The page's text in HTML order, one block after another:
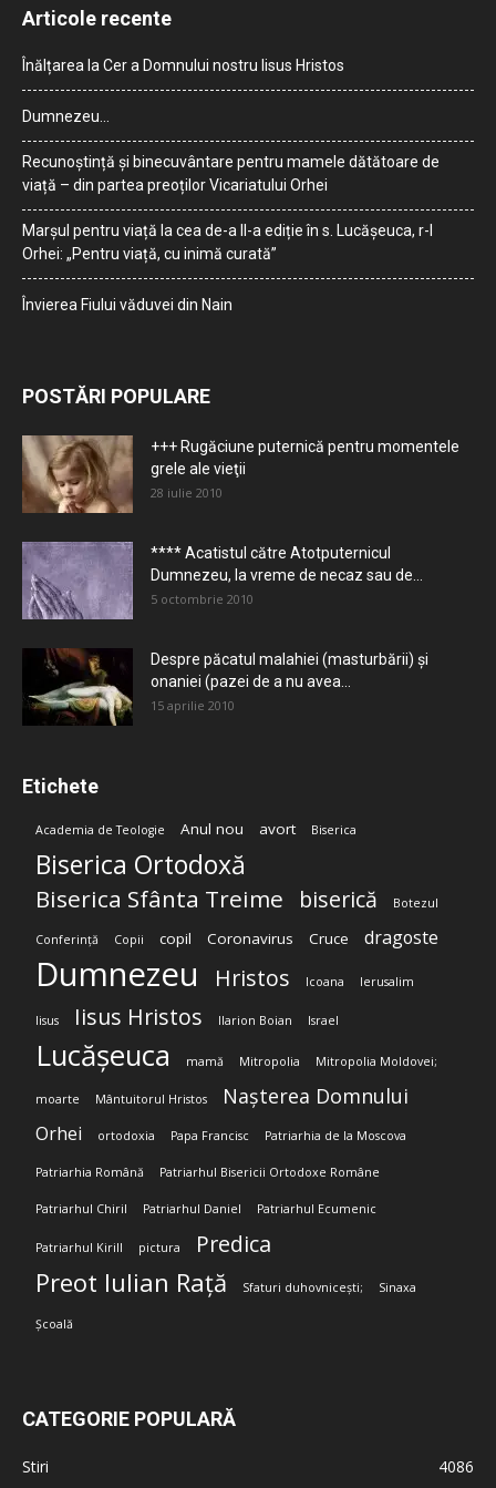
Articole recente
Înălțarea la Cer a Domnului nostru Iisus Hristos
Dumnezeu…
Recunoștință și binecuvântare pentru mamele dătătoare de
viață – din partea preoților Vicariatului Orhei
Marșul pentru viață la cea de-a II-a ediție în s. Lucășeuca, r-l
Orhei: „Pentru viață, cu inimă curată”
Învierea Fiului văduvei din Nain
POSTĂRI POPULARE
+++ Rugăciune puternică pentru momentele
grele ale vieţii
28 iulie 2010
**** Acatistul către Atotputernicul
Dumnezeu, la vreme de necaz sau de...
5 octombrie 2010
Despre păcatul malahiei (masturbării) şi
onaniei (pazei de a nu avea...
15 aprilie 2010
Etichete
Academia de Teologie Anul nou avort Biserica
Biserica Ortodoxă
Biserica Sfânta Treime biserică Botezul
Conferință Copii copil Coronavirus Cruce dragoste
Dumnezeu Hristos Icoana Ierusalim
Iisus Iisus Hristos Ilarion Boian Israel
Lucășeuca mamă Mitropolia Mitropolia Moldovei;
moarte Mântuitorul Hristos Nașterea Domnului
Orhei ortodoxia Papa Francisc Patriarhia de la Moscova
Patriarhia Română Patriarhul Bisericii Ortodoxe Române
Patriarhul Chiril Patriarhul Daniel Patriarhul Ecumenic
Patriarhul Kirill pictura Predica
Preot Iulian Rață Sfaturi duhovnicești; Sinaxa
Școală
CATEGORIE POPULARĂ
Stiri
4086